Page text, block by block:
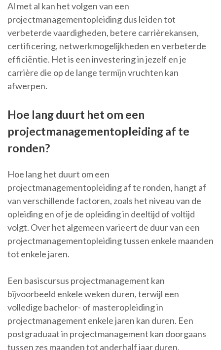
Al met al kan het volgen van een
projectmanagementopleiding dus leiden tot
verbeterde vaardigheden, betere carrièrekansen,
certificering, netwerkmogelijkheden en verbeterde
efficiëntie. Het is een investering in jezelf en je
carrière die op de lange termijn vruchten kan
afwerpen.
Hoe lang duurt het om een
projectmanagementopleiding af te
ronden?
Hoe lang het duurt om een
projectmanagementopleiding af te ronden, hangt af
van verschillende factoren, zoals het niveau van de
opleiding en of je de opleiding in deeltijd of voltijd
volgt. Over het algemeen varieert de duur van een
projectmanagementopleiding tussen enkele maanden
tot enkele jaren.
Een basiscursus projectmanagement kan
bijvoorbeeld enkele weken duren, terwijl een
volledige bachelor- of masteropleiding in
projectmanagement enkele jaren kan duren. Een
postgraduaat in projectmanagement kan doorgaans
tussen zes maanden tot anderhalf jaar duren.